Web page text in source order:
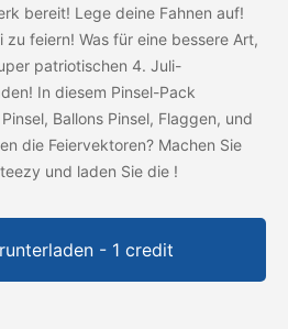
bereit! Lege deine Fahnen auf!
feiern! Was für eine bessere Art,
patriotischen 4. Juli-
In diesem Pinsel-Pack
Ballons Pinsel, Flaggen, und
die Feiervektoren? Machen Sie
und laden Sie die !
- 1 credit